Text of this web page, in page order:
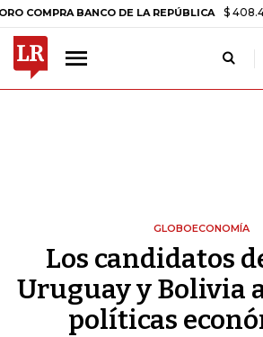
BANCO DE LA REPÚBLICA $ 408.498,97
GLOBOECONOMÍA
Los candidatos
Uruguay y Bolivia
políticas